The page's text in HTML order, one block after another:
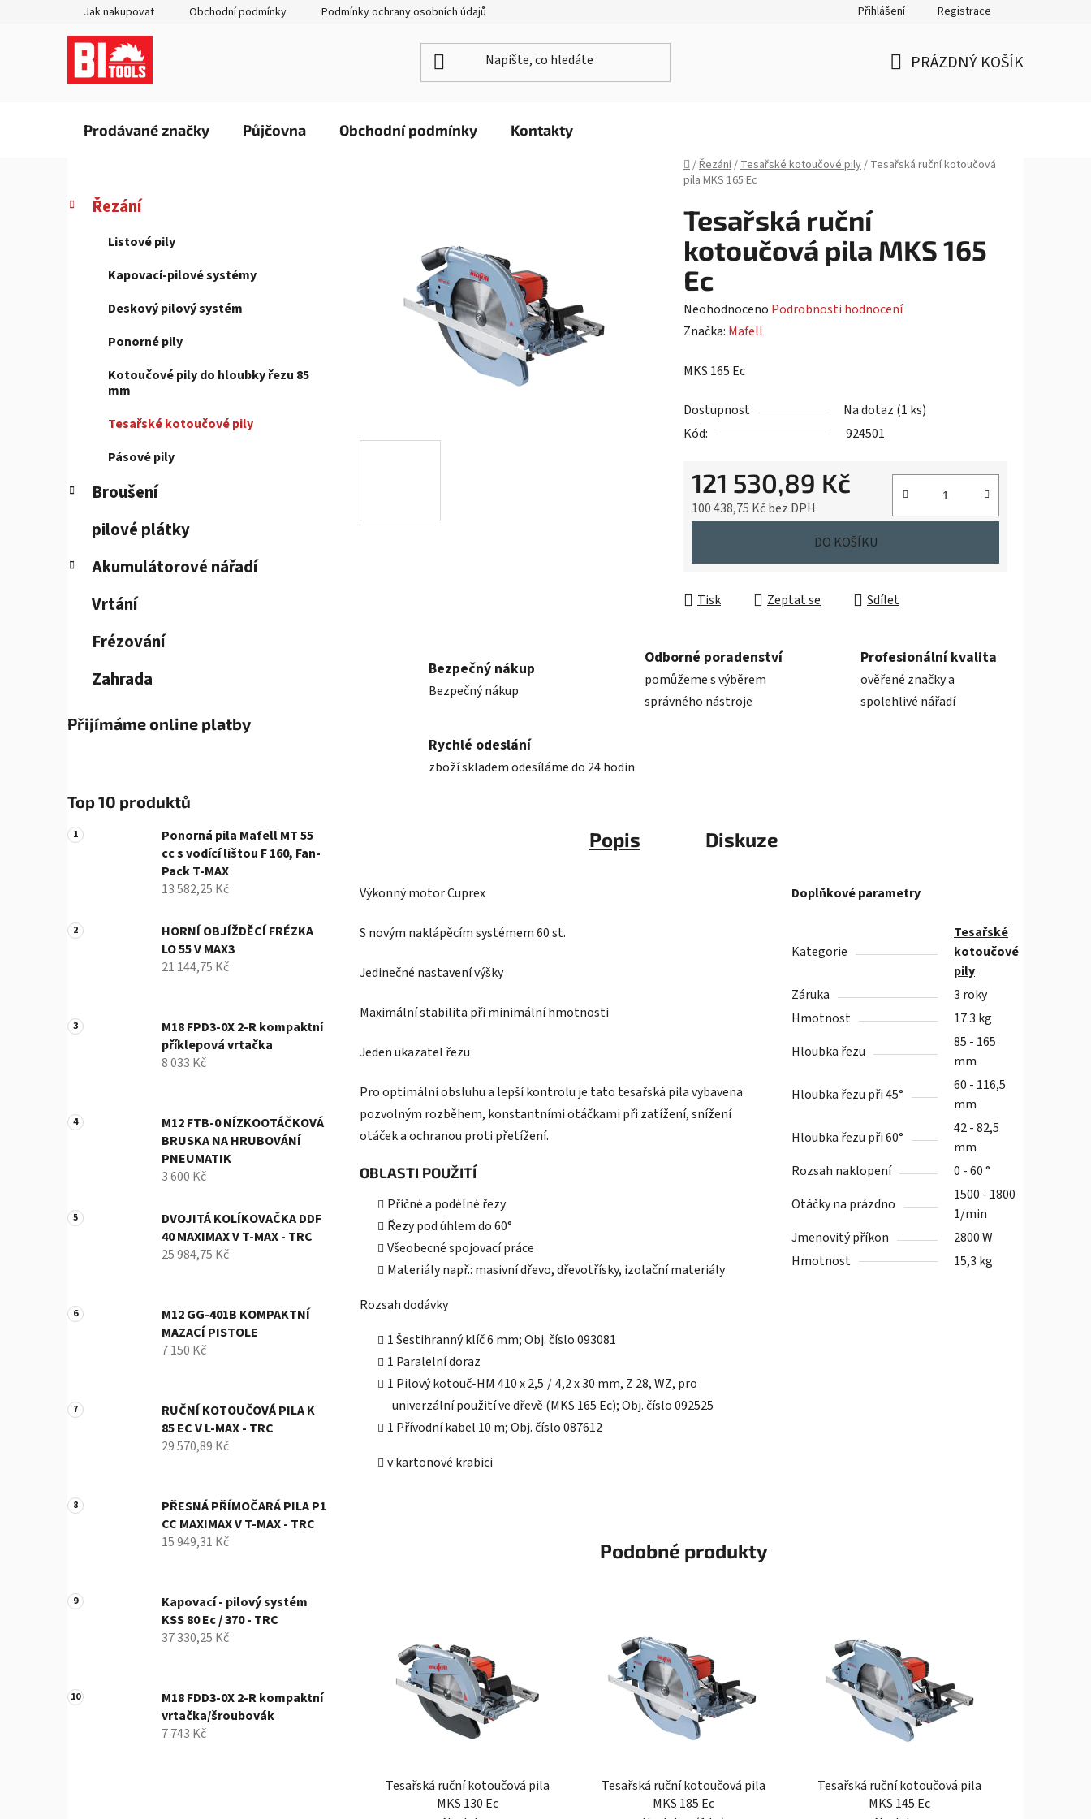
Jak nakupovat Obchodní podmínky Podmínky ochrany osobních údajů Přihlášení Registrace
PRÁZDNÝ KOŠÍK
Prodávané značky Půjčovna Obchodní podmínky Kontakty
Domů
/Řezání/Tesařské kotoučové pily/ Tesařská ruční kotoučová
pila MKS 165 Ec
P
Přeskočit
kategorie
K
a
Řezání
Listové pily
Kapovací-pilové systémy
Deskový pilový systém
Ponorné pily
Kotoučové pily do hloubky řezu 85
mm
Tesařské kotoučové pily
Pásové pily
Broušení
pilové plátky
Akumulátorové nářadí
Vrtání
Frézování
Zahrada
Přijímáme online platby
Top 10 produktů
Ponorná pila Mafell MT 55
cc s vodící lištou F 160, Fan-
Pack T-MAX
13 582,25 Kč
HORNÍ OBJÍŽDĚCÍ FRÉZKA
LO 55 V MAX3
21 144,75 Kč
M18 FPD3-0X 2-R kompaktní
příklepová vrtačka
8 033 Kč
M12 FTB-0 NÍZKOOTÁČKOVÁ
BRUSKA NA HRUBOVÁNÍ
PNEUMATIK
3 600 Kč
DVOJITÁ KOLÍKOVAČKA DDF
40 MAXIMAX V T-MAX - TRC
25 984,75 Kč
M12 GG-401B KOMPAKTNÍ
MAZACÍ PISTOLE
7 150 Kč
RUČNÍ KOTOUČOVÁ PILA K
85 EC V L-MAX - TRC
29 570,89 Kč
PŘESNÁ PŘÍMOČARÁ PILA P1
CC MAXIMAX V T-MAX - TRC
15 949,31 Kč
Kapovací - pilový systém
KSS 80 Ec / 370 - TRC
37 330,25 Kč
M18 FDD3-0X 2-R kompaktní
vrtačka/šroubovák
7 743 Kč
Tesařská ruční
kotoučová pila MKS 165
Ec
Průměrné
hodnocení
je
z
5
Neohodnoceno Podrobnosti hodnocení
Značka: Mafell
MKS 165 Ec
Dostupnost Na dotaz (1 ks)
Kód:
924501
121 530,89 Kč
100 438,75 Kč bez DPH
DO KOŠÍKU
Tisk Zeptat se Sdílet
Bezpečný nákup
Bezpečný nákup
Odborné poradenství
pomůžeme s výběrem
správného nástroje
Profesionální kvalita
ověřené značky a
spolehlivé nářadí
Rychlé odeslání
zboží skladem odesíláme do 24 hodin
Popis Diskuze
Výkonný motor Cuprex
S novým naklápěcím systémem 60 st.
Jedinečné nastavení výšky
Maximální stabilita při minimální hmotnosti
Jeden ukazatel řezu
Pro optimální obsluhu a lepší kontrolu je tato tesařská pila vybavena
pozvolným rozběhem, konstantními otáčkami při zatížení, snížení
otáček a ochranou proti přetížení.
OBLASTI POUŽITÍ
Příčné a podélné řezy
Řezy pod úhlem do 60°
Všeobecné spojovací práce
Materiály např.: masivní dřevo, dřevotřísky, izolační materiály
Rozsah dodávky
1 Šestihranný klíč 6 mm; Obj. číslo 093081
1 Paralelní doraz
1 Pilový kotouč-HM 410 x 2,5 / 4,2 x 30 mm, Z 28, WZ, pro
univerzální použití ve dřevě (MKS 165 Ec); Obj. číslo 092525
1 Přívodní kabel 10 m; Obj. číslo 087612
v kartonové krabici
Doplňkové parametry
Kategorie
Tesařské
kotoučové
pily
Záruka
3 roky
Hmotnost
17.3 kg
Hloubka řezu
85 - 165
mm
Hloubka řezu při 45°
60 - 116,5
mm
Hloubka řezu při 60°
42 - 82,5
mm
Rozsah naklopení
0 - 60 °
Otáčky na prázdno
1500 - 1800
1/min
Jmenovitý příkon
2800 W
Hmotnost
15,3 kg
Podobné produkty
Tesařská ruční kotoučová pila
MKS 130 Ec
Tesařská ruční kotoučová pila
MKS 185 Ec
Tesařská ruční kotoučová pila
MKS 145 Ec